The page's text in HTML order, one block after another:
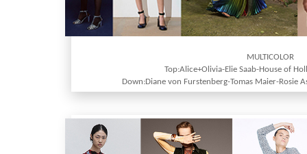
MULTICOLOR
Top:Alice+Olivia-Elie Saab-House of
Down:Diane von Furstenberg-Tomas Maier-Rosie